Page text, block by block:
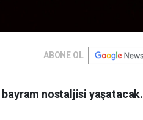
ABONE OL
bayram nostaljisi yaşatacak.